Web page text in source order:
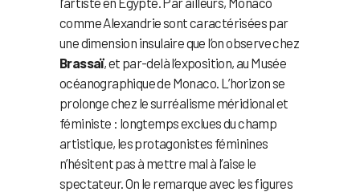
comme Alexandrie sont caractérisées par
une dimension insulaire que l’on observe chez
Brassaï, et par-delà l’exposition, au Musée
océanographique de Monaco. L’horizon se
prolonge chez le surréalisme méridional et
féministe : longtemps exclues du champ
artistique, les protagonistes féminines
n’hésitent pas à mettre mal à l’aise le
spectateur. On le remarque avec les figures